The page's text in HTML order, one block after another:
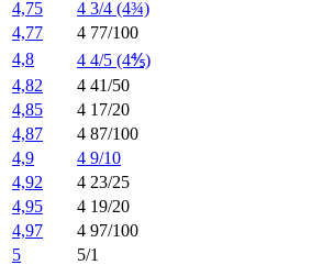
4,75
4 3/4 (4¾)
4,77
4 77/100
4,8
4 4/5 (4⅘)
4,82
4 41/50
4,85
4 17/20
4,87
4 87/100
4,9
4 9/10
4,92
4 23/25
4,95
4 19/20
4,97
4 97/100
5
5/1